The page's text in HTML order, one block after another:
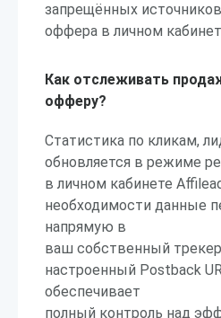
запрещённых
оффера в личном
Как отслеживать
офферу?
Статистика по кликам,
обновляется в режиме
в личном кабинете
необходимости данные
напрямую в
ваш собственный
настроенный Postback
обеспечивает
полный контроль над